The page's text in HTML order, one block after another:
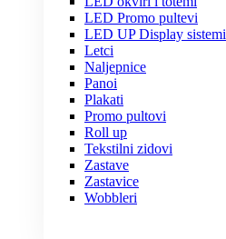
LED Promo pultevi
LED UP Display sistemi
Letci
Naljepnice
Panoi
Plakati
Promo pultovi
Roll up
Tekstilni zidovi
Zastave
Zastavice
Wobbleri